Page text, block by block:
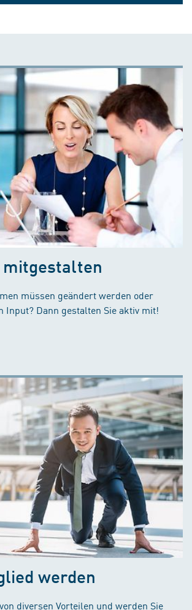
müssen geändert werden oder
Input? Dann gestalten Sie aktiv mit!
werden
diversen Vorteilen und werden Sie